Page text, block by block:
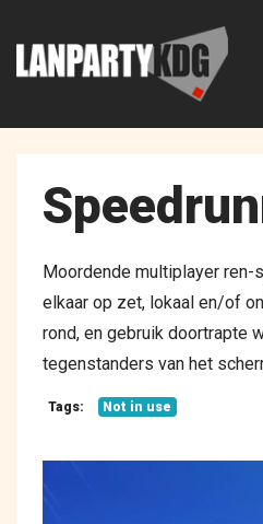
Moordende multiplayer
elkaar op zet, lokaal en/of
rond, en gebruik doortrapte
tegenstanders van het
Tags: Not in use